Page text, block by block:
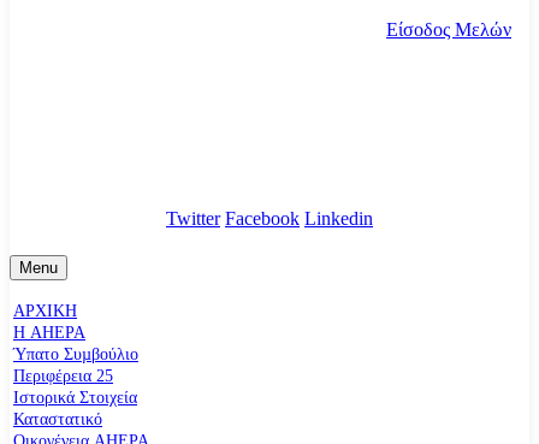
Είσοδος Μελών
Twitter Facebook Linkedin
Menu
ΑΡΧΙΚΗ
Η AHEPA
Ύπατο Συµβούλιο
Περιφέρεια 25
Ιστορικά Στοιχεία
Καταστατικό